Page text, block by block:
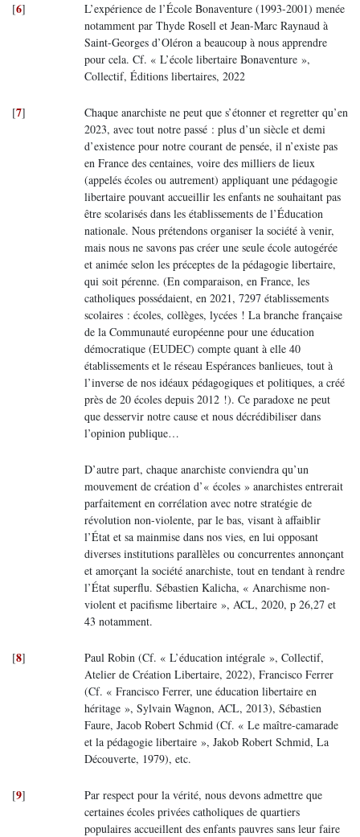
[6]
L’expérience de l’École Bonaventure (1993-2001) menée
notamment par Thyde Rosell et Jean-Marc Raynaud à
Saint-Georges d’Oléron a beaucoup à nous apprendre
pour cela. Cf. « L’école libertaire Bonaventure »,
Collectif, Éditions libertaires, 2022
[7]
Chaque anarchiste ne peut que s’étonner et regretter qu’en
2023, avec tout notre passé : plus d’un siècle et demi
d’existence pour notre courant de pensée, il n’existe pas
en France des centaines, voire des milliers de lieux
(appelés écoles ou autrement) appliquant une pédagogie
libertaire pouvant accueillir les enfants ne souhaitant pas
être scolarisés dans les établissements de l’Éducation
nationale. Nous prétendons organiser la société à venir,
mais nous ne savons pas créer une seule école autogérée
et animée selon les préceptes de la pédagogie libertaire,
qui soit pérenne. (En comparaison, en France, les
catholiques possédaient, en 2021, 7297 établissements
scolaires : écoles, collèges, lycées ! La branche française
de la Communauté européenne pour une éducation
démocratique (EUDEC) compte quant à elle 40
établissements et le réseau Espérances banlieues, tout à
l’inverse de nos idéaux pédagogiques et politiques, a créé
près de 20 écoles depuis 2012 !). Ce paradoxe ne peut
que desservir notre cause et nous décrédibiliser dans
l’opinion publique…
D’autre part, chaque anarchiste conviendra qu’un
mouvement de création d’« écoles » anarchistes entrerait
parfaitement en corrélation avec notre stratégie de
révolution non-violente, par le bas, visant à affaiblir
l’État et sa mainmise dans nos vies, en lui opposant
diverses institutions parallèles ou concurrentes annonçant
et amorçant la société anarchiste, tout en tendant à rendre
l’État superflu. Sébastien Kalicha, « Anarchisme non-
violent et pacifisme libertaire », ACL, 2020, p 26,27 et
43 notamment.
[8]
Paul Robin (Cf. « L’éducation intégrale », Collectif,
Atelier de Création Libertaire, 2022), Francisco Ferrer
(Cf. « Francisco Ferrer, une éducation libertaire en
héritage », Sylvain Wagnon, ACL, 2013), Sébastien
Faure, Jacob Robert Schmid (Cf. « Le maître-camarade
et la pédagogie libertaire », Jakob Robert Schmid, La
Découverte, 1979), etc.
[9]
Par respect pour la vérité, nous devons admettre que
certaines écoles privées catholiques de quartiers
populaires accueillent des enfants pauvres sans leur faire